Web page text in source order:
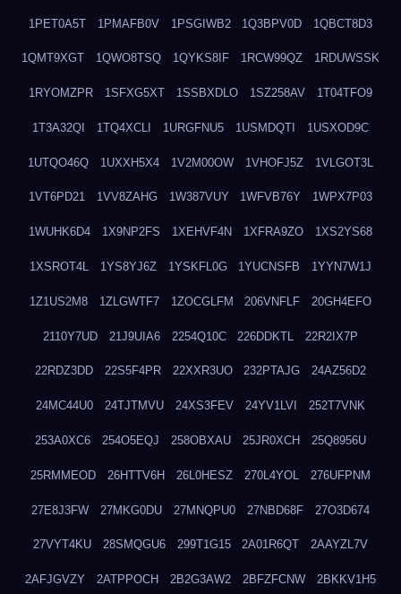
1PET0A5T 1PMAFB0V 1PSGIWB2 1Q3BPV0D 1QBCT8D3
1QMT9XGT 1QWO8TSQ 1QYKS8IF 1RCW99QZ 1RDUWSSK
1RYOMZPR 1SFXG5XT 1SSBXDLO 1SZ258AV 1T04TFO9
1T3A32QI 1TQ4XCLI 1URGFNU5 1USMDQTI 1USXOD9C
1UTQO46Q 1UXXH5X4 1V2M00OW 1VHOFJ5Z 1VLGOT3L
1VT6PD21 1VV8ZAHG 1W387VUY 1WFVB76Y 1WPX7P03
1WUHK6D4 1X9NP2FS 1XEHVF4N 1XFRA9ZO 1XS2YS68
1XSROT4L 1YS8YJ6Z 1YSKFL0G 1YUCNSFB 1YYN7W1J
1Z1US2M8 1ZLGWTF7 1ZOCGLFM 206VNFLF 20GH4EFO
2110Y7UD 21J9UIA6 2254Q10C 226DDKTL 22R2IX7P
22RDZ3DD 22S5F4PR 22XXR3UO 232PTAJG 24AZ56D2
24MC44U0 24TJTMVU 24XS3FEV 24YV1LVI 252T7VNK
253A0XC6 254O5EQJ 258OBXAU 25JR0XCH 25Q8956U
25RMMEOD 26HTTV6H 26L0HESZ 270L4YOL 276UFPNM
27E8J3FW 27MKG0DU 27MNQPU0 27NBD68F 27O3D674
27VYT4KU 28SMQGU6 299T1G15 2A01R6QT 2AAYZL7V
2AFJGVZY 2ATPPOCH 2B2G3AW2 2BFZFCNW 2BKKV1H5